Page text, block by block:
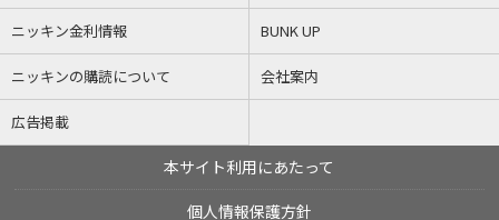
ニッキン金利情報 BUNK UP
ニッキンの購読について 会社案内
広告掲載
本サイト利用にあたって
個人情報保護方針